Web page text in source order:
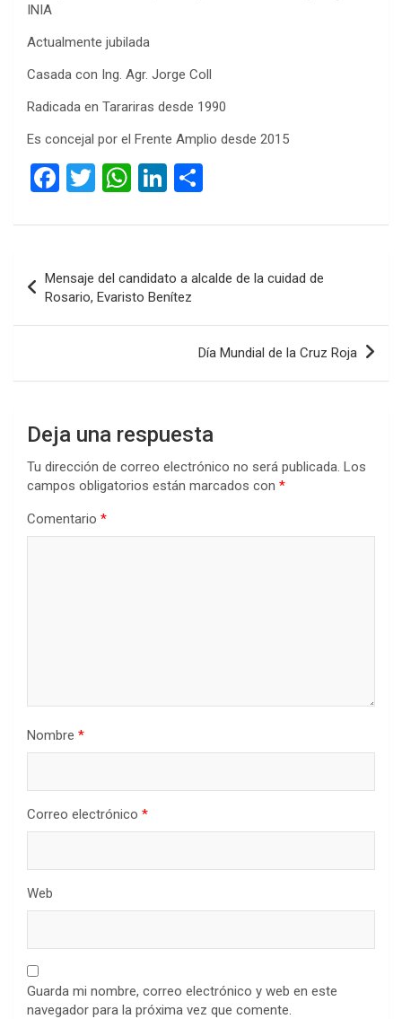
INIA
Actualmente jubilada
Casada con Ing. Agr. Jorge Coll
Radicada en Tarariras desde 1990
Es concejal por el Frente Amplio desde 2015
F
ce
o
o
T
tt
er
W
at
s
A
p
Li
ke
n
m
p
ar
tir
de
entradas
Mensaje del candidato a alcalde de la cuidad de
Rosario, Evaristo Benítez
Día Mundial de la Cruz Roja
Deja una respuesta
Tu dirección de correo electrónico no será publicada. Los
campos obligatorios están marcados con *
Comentario *
Nombre *
Correo electrónico *
Web
Guarda mi nombre, correo electrónico y web en este
navegador para la próxima vez que comente.